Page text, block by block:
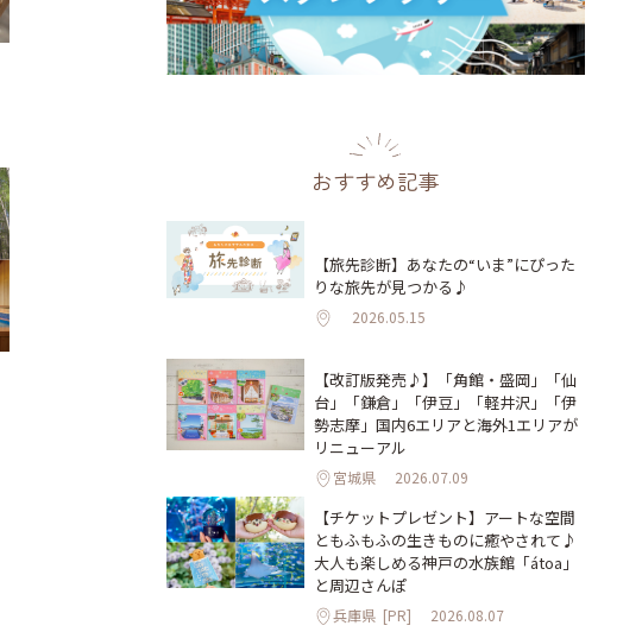
おすすめ記事
【旅先診断】あなたの“いま”にぴった
りな旅先が見つかる♪
2026.05.15
【改訂版発売♪】「角館・盛岡」「仙
台」「鎌倉」「伊豆」「軽井沢」「伊
勢志摩」国内6エリアと海外1エリアが
リニューアル
宮城県 2026.07.09
【チケットプレゼント】アートな空間
ともふもふの生きものに癒やされて♪
大人も楽しめる神戸の水族館「átoa」
と周辺さんぽ
兵庫県 [PR] 2026.08.07